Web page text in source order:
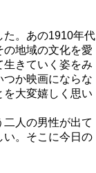
た。あの1910年代
地域の文化を愛
生きていく姿をみ
か映画にならな
大変嬉しく思い
人の男性が出て
い。そこに今日の